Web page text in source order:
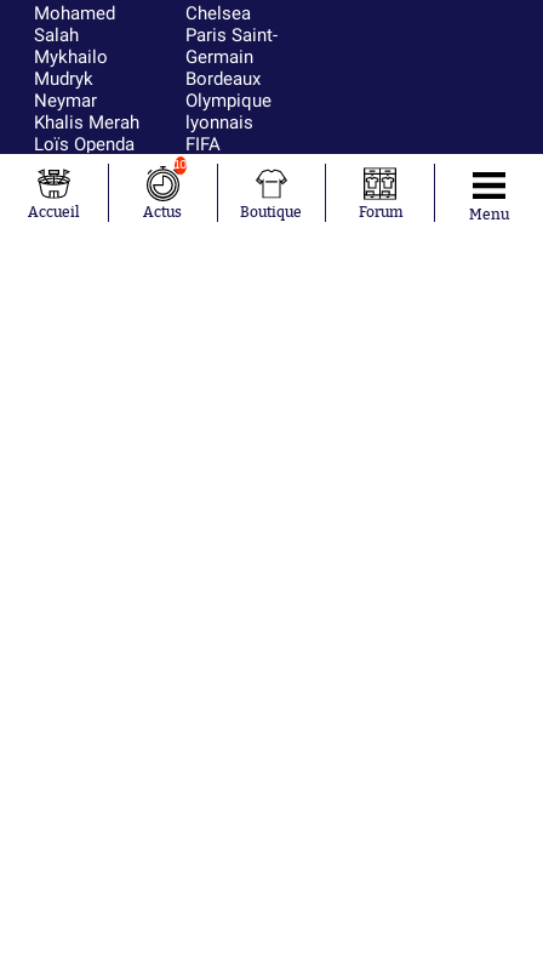
Mohamed
Salah
Mykhailo
Mudryk
Neymar
Khalis Merah
Loïs Openda
Moussa
Niakhaté
Nicolás
Chelsea
Paris Saint-
Germain
Bordeaux
Olympique
lyonnais
FIFA
Real Madrid
RC Strasbourg
AC Milan
Accueil
10
Actus Boutique Forum Menu